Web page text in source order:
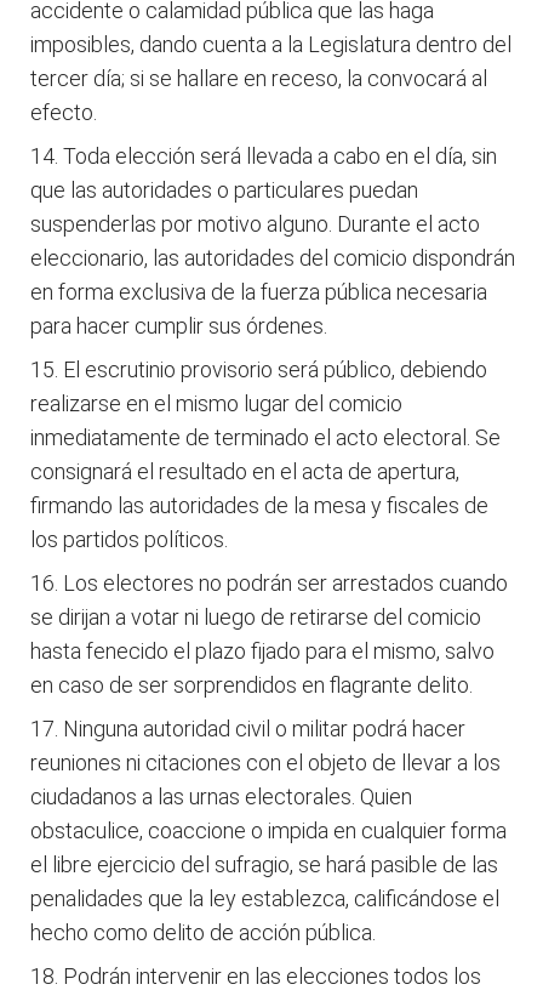
accidente o calamidad pública que las haga
imposibles, dando cuenta a la Legislatura dentro del
tercer día; si se hallare en receso, la convocará al
efecto.
Toda elección será llevada a cabo en el día, sin
que las autoridades o particulares puedan
suspenderlas por motivo alguno. Durante el acto
eleccionario, las autoridades del comicio dispondrán
en forma exclusiva de la fuerza pública necesaria
para hacer cumplir sus órdenes.
El escrutinio provisorio será público, debiendo
realizarse en el mismo lugar del comicio
inmediatamente de terminado el acto electoral. Se
consignará el resultado en el acta de apertura,
firmando las autoridades de la mesa y fiscales de
los partidos políticos.
Los electores no podrán ser arrestados cuando
se dirijan a votar ni luego de retirarse del comicio
hasta fenecido el plazo fijado para el mismo, salvo
en caso de ser sorprendidos en flagrante delito.
Ninguna autoridad civil o militar podrá hacer
reuniones ni citaciones con el objeto de llevar a los
ciudadanos a las urnas electorales. Quien
obstaculice, coaccione o impida en cualquier forma
el libre ejercicio del sufragio, se hará pasible de las
penalidades que la ley establezca, calificándose el
hecho como delito de acción pública.
Podrán intervenir en las elecciones todos los